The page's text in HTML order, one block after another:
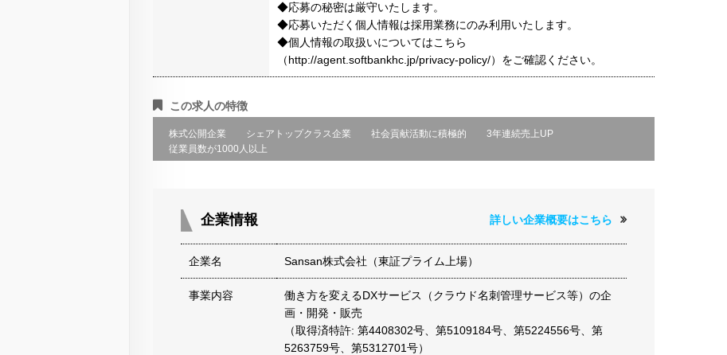
◆応募の秘密は厳守いたします。
◆応募いただく個人情報は採用業務にのみ利用いたします。
◆個人情報の取扱いについてはこちら
（http://agent.softbankhc.jp/privacy-policy/）をご確認ください。
この求人の特徴
株式公開企業 シェアトップクラス企業 社会貢献活動に積極的
3年連続売上UP
従業員数が1000人以上
企業情報 詳しい企業概要はこちら
企業名 Sansan株式会社（東証プライム上場）
事業内容
働き方を変えるDXサービス（クラウド名刺管理サービス等）の企
画・開発・販売
（取得済特許: 第4408302号、第5109184号、第5224556号、第
5263759号、第5312701号）